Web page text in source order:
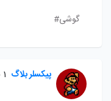
گوشی#
پیکسلر بلاگ 1 سال پیش